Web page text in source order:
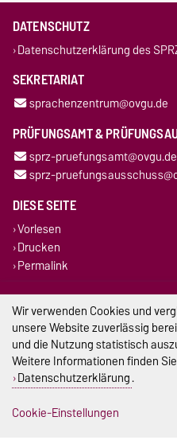
DATENSCHUTZ
Datenschutzerklärung des
SEKRETARIAT
sprachenzentrum@ovgu.de
PRÜFUNGSAMT &
sprz-pruefungsamt@ovgu.de
sprz-
DIESE SEITE
Vorlesen
Drucken
Permalink
Cookie-
Wir verwenden Cookies und
unsere Website zuverlässig
und die Nutzung statistisch
Weitere Informationen finden
Datenschutzerklärung.
Cookie-Einstellungen